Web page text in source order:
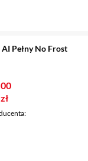
Pełny No Frost
499 zł
00
zł